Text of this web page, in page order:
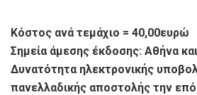
Κόστος ανά τεμάχιο = 40,00ευρώ
Σημεία άμεσης έκδοσης: Αθήνα
Δυνατότητα ηλεκτρονικής
πανελλαδικής αποστολής την